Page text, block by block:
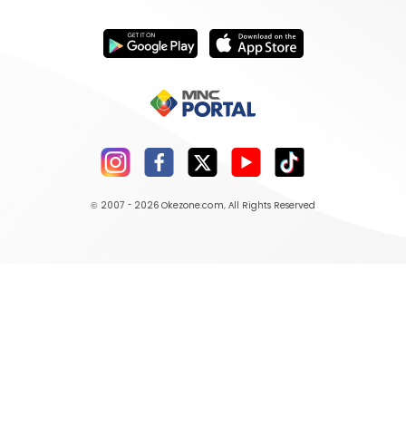
© 2007 - 2026 Okezone.com, All Rights Reserved